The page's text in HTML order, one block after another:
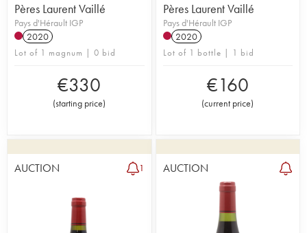
Pères Laurent Vaillé
Pays d'Hérault IGP
2020
Lot of 1 magnum | 0 bid
€330
(starting price)
Pères Laurent Vaillé
Pays d'Hérault IGP
2020
Lot of 1 bottle | 1 bid
€160
(current price)
AUCTION 1 AUCTION